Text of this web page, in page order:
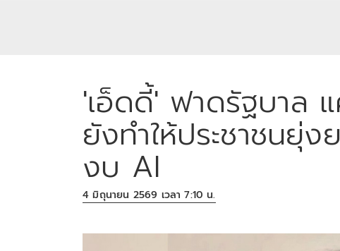
'เอ็ดดี้' ฟาดรัฐบาล
ยังทำให้ประชาชนยุ่
งบ AI
4 มิถุนายน 2569 เวลา 7:10 น.